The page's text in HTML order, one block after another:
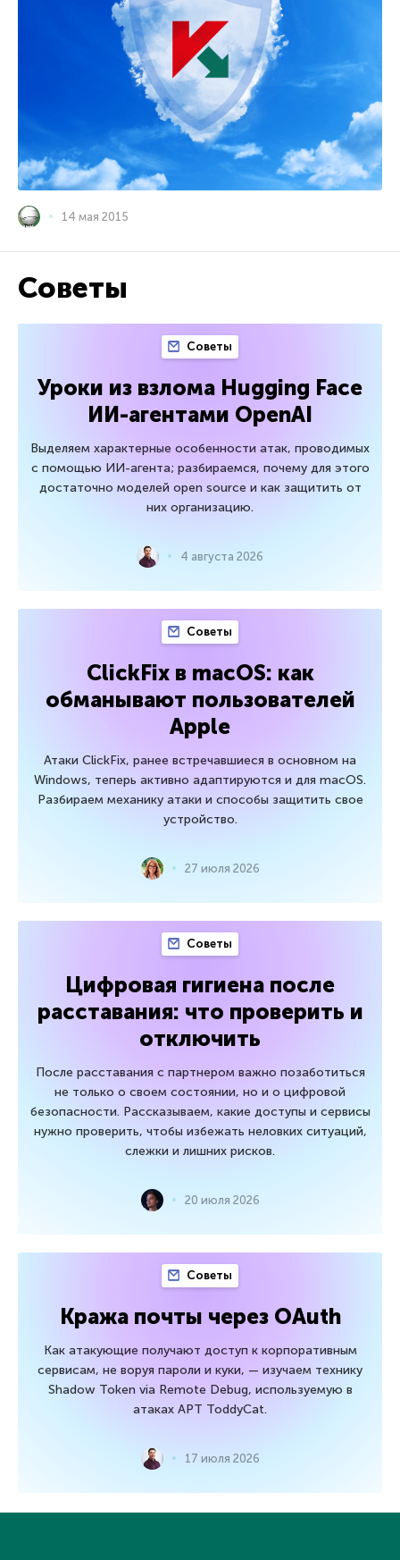
14 мая 2015
Советы
Советы
Уроки из взлома Hugging Face
ИИ-агентами OpenAI
Выделяем характерные особенности атак, проводимых
с помощью ИИ-агента; разбираемся, почему для этого
достаточно моделей open source и как защитить от
них организацию.
4 августа 2026
Советы
ClickFix в macOS: как
обманывают пользователей
Apple
Атаки ClickFix, ранее встречавшиеся в основном на
Windows, теперь активно адаптируются и для macOS.
Разбираем механику атаки и способы защитить свое
устройство.
27 июля 2026
Советы
Цифровая гигиена после
расставания: что проверить и
отключить
После расставания с партнером важно позаботиться
не только о своем состоянии, но и о цифровой
безопасности. Рассказываем, какие доступы и сервисы
нужно проверить, чтобы избежать неловких ситуаций,
слежки и лишних рисков.
20 июля 2026
Советы
Кража почты через OAuth
Как атакующие получают доступ к корпоративным
сервисам, не воруя пароли и куки, — изучаем технику
Shadow Token via Remote Debug, используемую в
атаках APT ToddyCat.
17 июля 2026